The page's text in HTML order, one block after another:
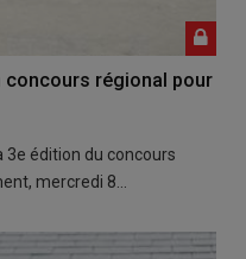
concours régional pour
3e édition du concours
mercredi 8…